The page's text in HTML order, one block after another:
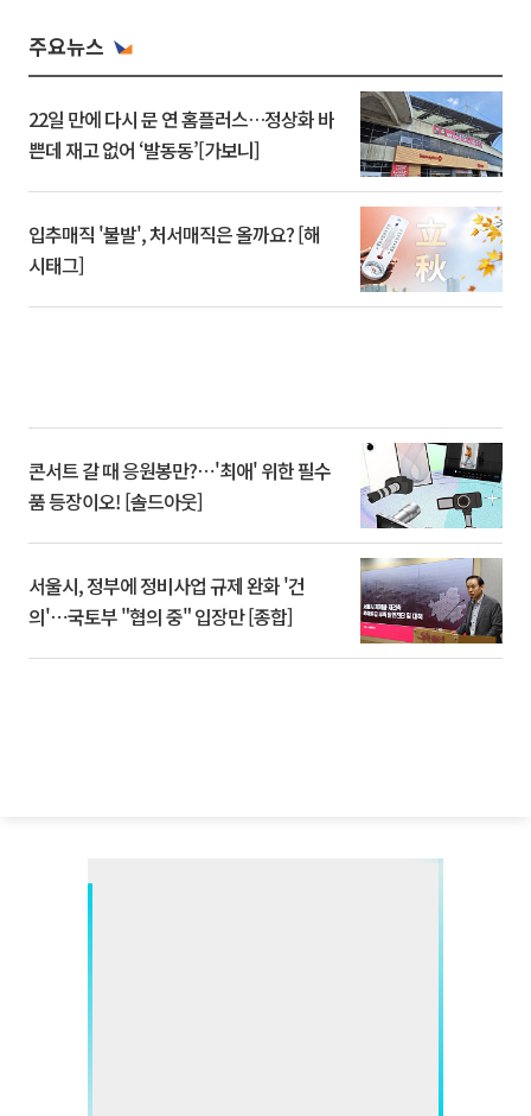
주요뉴스
22일 만에 다시 문 연 홈플러스…정상화 바
쁜데 재고 없어 ‘발동동’[가보니]
입추매직 '불발', 처서매직은 올까요? [해
시태그]
콘서트 갈 때 응원봉만?⋯'최애' 위한 필수
품 등장이오! [솔드아웃]
서울시, 정부에 정비사업 규제 완화 '건
의'⋯국토부 "협의 중" 입장만 [종합]